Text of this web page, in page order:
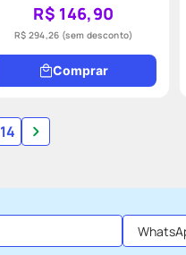
R$ 146,90
R$ 294,26 (sem desconto)
Comprar
14